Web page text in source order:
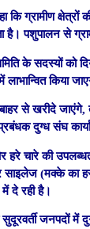
कि ग्रामीण
है। पशुपालन से
के सदस्यों को
किया
से खरीदे
दुग्ध संघ
हरे चारे की
(मक्के का
दे रही है।
जनपदों में